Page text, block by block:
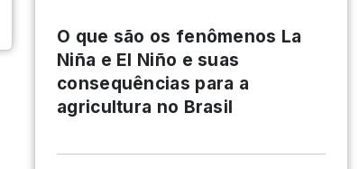
O que são os fenômenos La
Niña e El Niño e suas
consequências para a
agricultura no Brasil